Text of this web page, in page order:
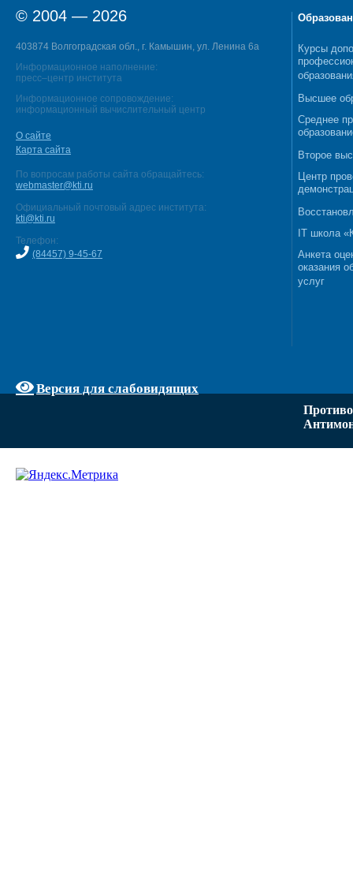
© 2004 — 2026
403874 Волгоградская обл., г. Камышин, ул. Ленина 6а
Информационное наполнение:
пресс–центр института
Информационное сопровождение:
информационный вычислительный центр
О сайте
Карта сайта
По вопросам работы сайта обращайтесь:
webmaster@kti.ru
Официальный почтовый адрес института:
kti@kti.ru
Телефон:
(84457) 9-45-67
Версия для слабовидящих
Курсы
Высшее
Среднее
Второе
Центр
IT школа
Анкета
оказания
услуг